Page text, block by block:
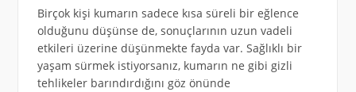
Birçok kişi kumarın sadece kısa süreli bir eğlence
olduğunu düşünse de, sonuçlarının uzun vadeli
etkileri üzerine düşünmekte fayda var. Sağlıklı bir
yaşam sürmek istiyorsanız, kumarın ne gibi gizli
tehlikeler barındırdığını göz önünde